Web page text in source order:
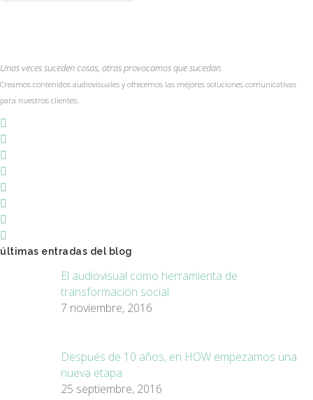
Unas veces suceden cosas, otras provocamos que sucedan.
Creamos contenidos audiovisuales y ofrecemos las mejores soluciones comunicativas
para nuestros clientes.
últimas entradas del blog
El audiovisual como herramienta de
transformación social
7 noviembre, 2016
Después de 10 años, en HOW empezamos una
nueva etapa
25 septiembre, 2016